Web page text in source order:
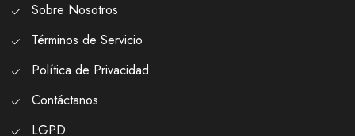
Sobre Nosotros
Términos de Servicio
Política de Privacidad
Contáctanos
LGPD